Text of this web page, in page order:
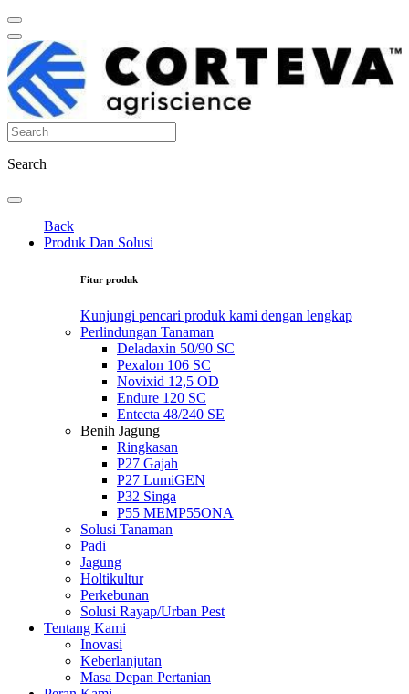
Search
Back
Produk Dan Solusi
Fitur produk
Kunjungi pencari produk kami dengan lengkap
Perlindungan Tanaman
Deladaxin 50/90 SC
Pexalon 106 SC
Novixid 12,5 OD
Endure 120 SC
Entecta 48/240 SE
Benih Jagung
Ringkasan
P27 Gajah
P27 LumiGEN
P32 Singa
P55 MEMP55ONA
Solusi Tanaman
Padi
Jagung
Holtikultur
Perkebunan
Solusi Rayap/Urban Pest
Tentang Kami
Inovasi
Keberlanjutan
Masa Depan Pertanian